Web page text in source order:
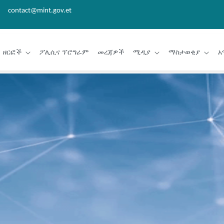
contact@mint.gov.et
ዘርፎች ፖሊሲና ፕሮግራም መረጃዎች ሚዲያ ማስታወቂያ